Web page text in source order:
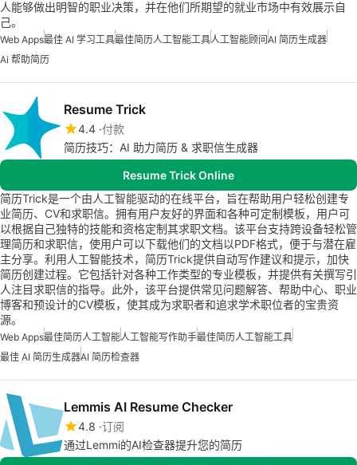
人能够做出明智的职业决策，并在他们所期望的就业市场中有效展示自
己。
Web Apps最佳 AI 学习工具最佳简历人工智能工具人工智能顾问AI 简历生成器
Ai 帮助简历
Resume Trick
4.4 付款
简历技巧：AI 助力简历 & 求职信生成器
Resume Trick Online
简历Trick是一个由人工智能驱动的在线平台，旨在帮助用户轻松创建专
业简历、CV和求职信。拥有用户友好的界面和各种可定制模板，用户可
以根据自己独特的技能和资格定制其求职文档。该平台支持跨设备轻松管
理简历和求职信，使用户可以下载他们的文档以PDF格式，便于与潜在雇
主分享。利用人工智能技术，简历Trick提供自动写作建议和提示，加快
简历创建过程。它包括针对各种工作类型的专业模板，并提供有关撰写引
人注目求职信的指导。此外，该平台提供常见问题解答、帮助中心、职业
博客和预设计的CV模板，使其成为求职者和追求学术职位者的宝贵资
源。
Web Apps最佳简历人工智能人工智能写作助手最佳简历人工智能工具
最佳 AI 简历生成器AI 简历检查器
Lemmis AI Resume Checker
4.8 订阅
通过Lemmi的AI检查器提升您的简历